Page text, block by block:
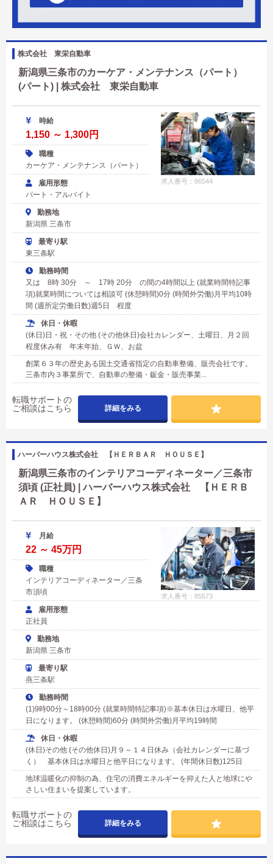
株式会社 東栄自動車
新潟県三条市のカーケア・メンテナンス（パート）
(パート) | 株式会社 東栄自動車
求人番号：86544
時給
1,150 ～ 1,300円
職種
カーケア・メンテナンス（パート）
雇用形態
パート・アルバイト
勤務地
新潟県 三条市
最寄り駅
東三条駅
勤務時間
又は 8時 30分 ～ 17時 20分 の間の4時間以上 (就業時間特記事
項)就業時間については相談可 (休憩時間)0分 (時間外労働)月平均10時
間 (週所定労働日数)週5日 程度
休日・休暇
(休日)日・祝・その他 (その他休日)会社カレンダー、土曜日、月２回
程度休み有 年末年始、ＧＷ、お盆
創業６３年の歴史ある国土交通省指定の自動車整備、販売会社です。
三条市内３事業所で、自動車の整備・鈑金・販売事業...
転職サポートの
ご相談はこちら
詳細をみる
ハーバーハウス株式会社 【ＨＥＲＢＡＲ ＨＯＵＳＥ】
新潟県三条市のインテリアコーディネーター／三条市
須頃 (正社員) | ハーバーハウス株式会社 【ＨＥＲＢ
ＡＲ ＨＯＵＳＥ】
求人番号：85573
月給
22 ～ 45万円
職種
インテリアコーディネーター／三条
市須頃
雇用形態
正社員
勤務地
新潟県 三条市
最寄り駅
燕三条駅
勤務時間
(1)9時00分～18時00分 (就業時間特記事項)※基本休日は水曜日、他平
日になります。 (休憩時間)60分 (時間外労働)月平均19時間
休日・休暇
(休日)その他 (その他休日)月９～１４日休み（会社カレンダーに基づ
く） 基本休日は水曜日と他平日になります。 (年間休日数)125日
地球温暖化の抑制の為、住宅の消費エネルギーを抑えた人と地球にや
さしい住まいを提案しています。
転職サポートの
ご相談はこちら
詳細をみる